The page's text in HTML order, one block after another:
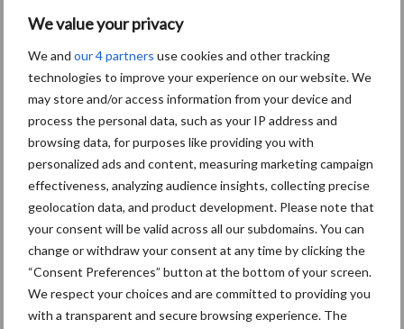
We value your privacy
We and our 4 partners use cookies and other tracking
technologies to improve your experience on our website. We
may store and/or access information from your device and
process the personal data, such as your IP address and
browsing data, for purposes like providing you with
personalized ads and content, measuring marketing campaign
effectiveness, analyzing audience insights, collecting precise
geolocation data, and product development. Please note that
your consent will be valid across all our subdomains. You can
change or withdraw your consent at any time by clicking the
“Consent Preferences” button at the bottom of your screen.
We respect your choices and are committed to providing you
with a transparent and secure browsing experience. The
Themapagina's
Diergezondheid Bemesting Fokkerij
Bedrijfsnieuws
Ligbox &
Voerhekken